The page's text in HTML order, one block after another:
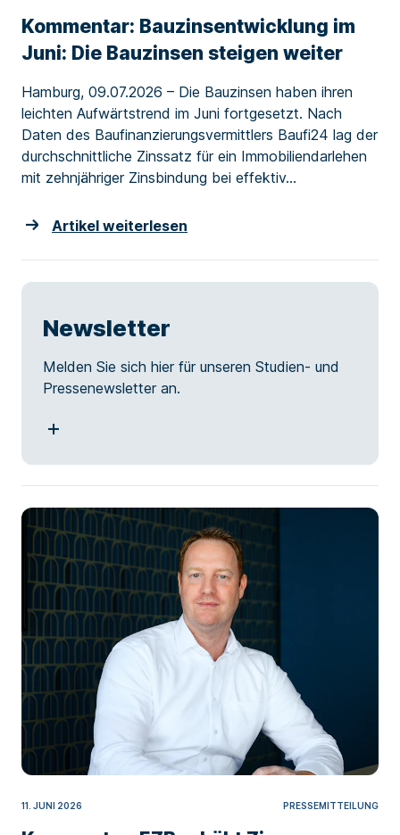
Kommentar: Bauzinsentwicklung im
Juni: Die Bauzinsen steigen weiter
Hamburg, 09.07.2026 – Die Bauzinsen haben ihren
leichten Aufwärtstrend im Juni fortgesetzt. Nach
Daten des Baufinanzierungsvermittlers Baufi24 lag der
durchschnittliche Zinssatz für ein Immobiliendarlehen
mit zehnjähriger Zinsbindung bei effektiv...
Artikel weiterlesen
Newsletter
Melden Sie sich hier für unseren Studien- und
Pressenewsletter an.
11. JUNI 2026 PRESSEMITTEILUNG